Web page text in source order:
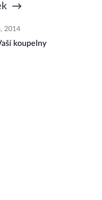
2014
koupelny